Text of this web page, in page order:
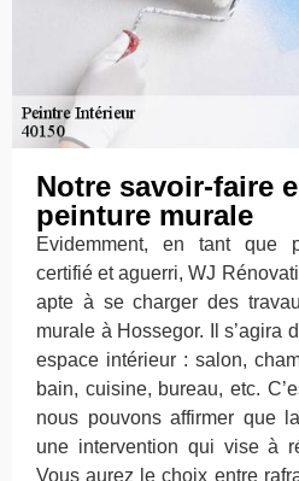
Notre savoir-faire
peinture murale
Evidemment, en tant que
certifié et aguerri, WJ
apte à se charger des
murale à Hossegor. Il s’agira
espace intérieur : salon,
bain, cuisine, bureau, etc.
nous pouvons affirmer que
une intervention qui vise à
Vous aurez le choix entre